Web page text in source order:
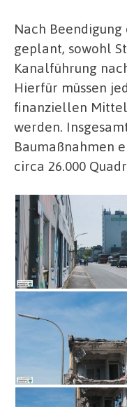
Nach
geplant, sowohl
Kanalführung
Hierfür müssen
finanziellen
werden.
Baumaßnahmen
circa 26.000